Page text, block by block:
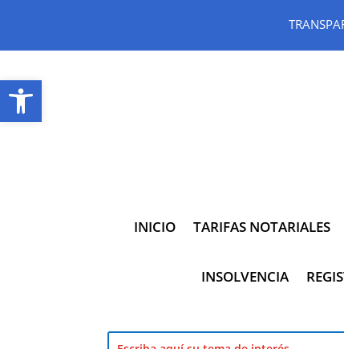
Abrir barra de herramientas
INICIO TARIFAS NOTARIALES
INSOLVENCIA